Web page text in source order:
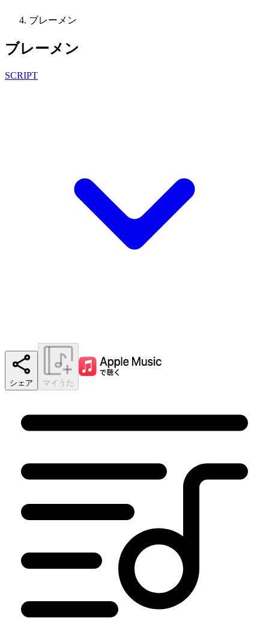
ブレーメン
ブレーメン
SCRIPT
シェア マイうた